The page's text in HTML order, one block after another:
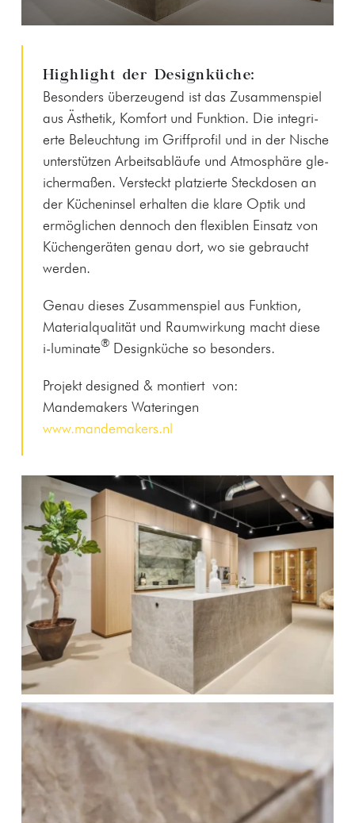
Highlight der Designküche:
Beson­ders überzeu­gend ist das Zusam­men­spiel
aus Ästhetik, Kom­fort und Funk­tion. Die inte­gri­
erte Beleuch­tung im Griff­pro­fil und in der Nis­che
unter­stützen Arbeitsabläufe und Atmo­sphäre gle­
icher­maßen. Ver­steckt platzierte Steck­dosen an
der Küchenin­sel erhal­ten die klare Optik und
ermöglichen den­noch den flex­i­blen Ein­satz von
Küchengeräten genau dort, wo sie gebraucht
werden.
Genau dieses Zusam­men­spiel aus Funk­tion,
Mate­ri­alqual­ität und Raumwirkung macht diese
i‑luminate® Designküche so besonders.
Pro­jekt designed & mon­tiert von:
Man­de­mak­ers Wateringen
www.mandemakers.nl